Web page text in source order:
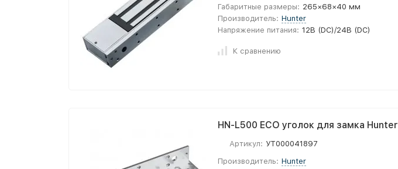
Габаритные размеры: 265×68×40 мм
Производитель: Hunter
Напряжение питания: 12В (DC)/24В (DC)
К сравнению
HN-L500 ECO уголок для замка Hunter
Артикул: УТ000041897
Производитель: Hunter